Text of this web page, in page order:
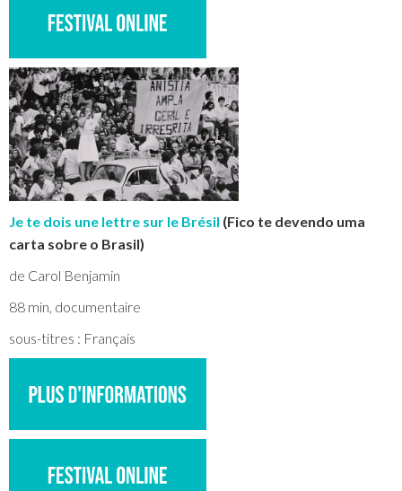
Je te dois une lettre sur le Brésil (Fico te devendo uma
carta sobre o Brasil)
de Carol Benjamin
88 min, documentaire
sous-titres : Français